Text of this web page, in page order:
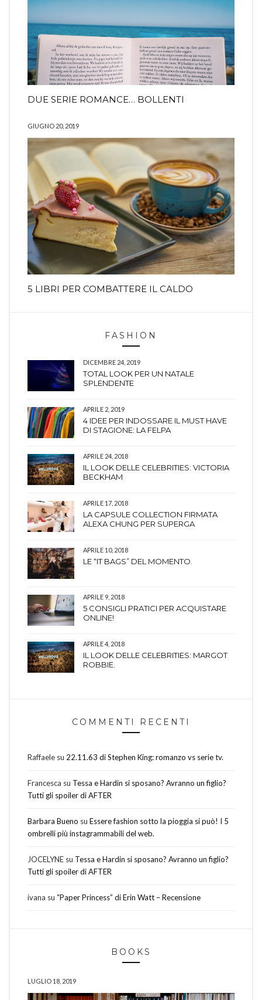
DUE SERIE ROMANCE… BOLLENTI
GIUGNO 20, 2019
5 LIBRI PER COMBATTERE IL CALDO
FASHION
DICEMBRE 24, 2019
TOTAL LOOK PER UN NATALE
SPLENDENTE
APRILE 2, 2019
4 IDEE PER INDOSSARE IL MUST HAVE
DI STAGIONE: LA FELPA
APRILE 24, 2018
IL LOOK DELLE CELEBRITIES: VICTORIA
BECKHAM
APRILE 17, 2018
LA CAPSULE COLLECTION FIRMATA
ALEXA CHUNG PER SUPERGA
APRILE 10, 2018
LE “IT BAGS” DEL MOMENTO.
APRILE 9, 2018
5 CONSIGLI PRATICI PER ACQUISTARE
ONLINE!
APRILE 4, 2018
IL LOOK DELLE CELEBRITIES: MARGOT
ROBBIE.
COMMENTI RECENTI
Raffaele su 22.11.63 di Stephen King: romanzo vs serie tv.
Francesca su Tessa e Hardin si sposano? Avranno un figlio?
Tutti gli spoiler di AFTER
Barbara Bueno su Essere fashion sotto la pioggia si può! I 5
ombrelli più instagrammabili del web.
JOCELYNE su Tessa e Hardin si sposano? Avranno un figlio?
Tutti gli spoiler di AFTER
ivana su “Paper Princess” di Erin Watt – Recensione
BOOKS
LUGLIO 18, 2019